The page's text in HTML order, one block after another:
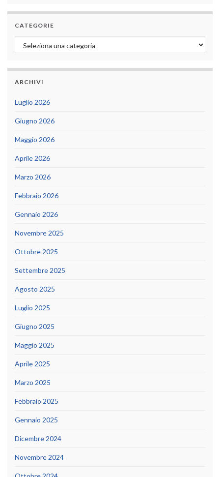
CATEGORIE
Categorie
ARCHIVI
Luglio 2026
Giugno 2026
Maggio 2026
Aprile 2026
Marzo 2026
Febbraio 2026
Gennaio 2026
Novembre 2025
Ottobre 2025
Settembre 2025
Agosto 2025
Luglio 2025
Giugno 2025
Maggio 2025
Aprile 2025
Marzo 2025
Febbraio 2025
Gennaio 2025
Dicembre 2024
Novembre 2024